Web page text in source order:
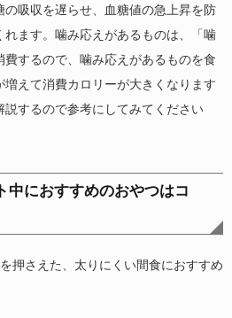
吸収を遅らせ、血糖値の急上昇を防
ます。噛み応えがあるものは、「噛
するので、噛み応えがあるものを食
えて消費カロリーが大きくなります
説するので参考にしてみてください
中におすすめのおやつはコ
押さえた、太りにくい間食におすすめ